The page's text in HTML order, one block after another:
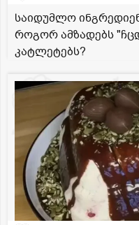
საიდუმლო
როგორ ამზადებს
კატლეტებს?